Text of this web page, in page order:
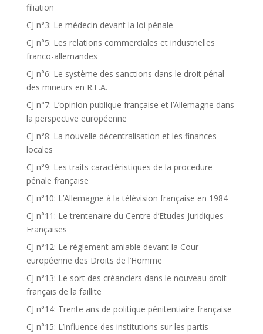
filiation
CJ n°3: Le médecin devant la loi pénale
CJ n°5: Les relations commerciales et industrielles
franco-allemandes
CJ n°6: Le système des sanctions dans le droit pénal
des mineurs en R.F.A.
CJ n°7: L’opinion publique française et l’Allemagne dans
la perspective européenne
CJ n°8: La nouvelle décentralisation et les finances
locales
CJ n°9: Les traits caractéristiques de la procedure
pénale française
CJ n°10: L’Allemagne à la télévision française en 1984
CJ n°11: Le trentenaire du Centre d’Etudes Juridiques
Françaises
CJ n°12: Le règlement amiable devant la Cour
européenne des Droits de l’Homme
CJ n°13: Le sort des créanciers dans le nouveau droit
français de la faillite
CJ n°14: Trente ans de politique pénitentiaire française
CJ n°15: L’influence des institutions sur les partis